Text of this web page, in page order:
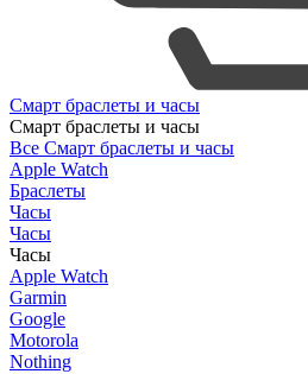
Смарт браслеты и часы
Смарт браслеты и часы
Все Смарт браслеты и часы
Apple Watch
Браслеты
Часы
Часы
Часы
Apple Watch
Garmin
Google
Motorola
Nothing